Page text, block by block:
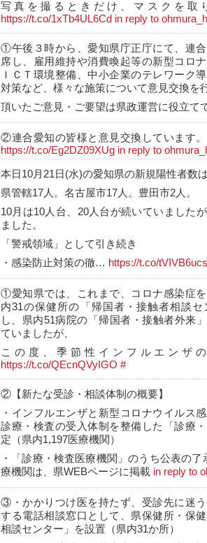
写真を撮るときだけ、マスクを取
https://t.co/1xTb4UL6Cd in reply to
①午後３時から、愛知県庁正庁にて、連
席し、雇用維持や消費喚起等の新型コロ
ＩＣＴ環境整備、中小企業のテレワーク
対策など、様々な施策について意見交換を
頂いたご意見・ご要望は県政運営に役立て
②連合愛知の皆様と意見交換しています
https://t.co/Eg2DZ09XUg in reply to
本日10月21日(水)の愛知県の新規陽性者数
県管轄17人。名古屋市17人。豊田市2人。
10月は10人台、20人台が続いていました
ました。
「警戒領域」として引き続き
・感染防止対策の徹… https://t.co/
①愛知県では、これまで、コロナ感染症
内31の保健所の「帰国者・接触者相談
し、県内51病院の「帰国者・接触者外来
ていましたが、
この度、季節性インフルエンザ
https://t.co/QEcnQVyIGO #
②【新たな受診・相談体制の概要】
・インフルエンザと新型コロナウイルス
診療・検査の受入体制を整備した「診療
定（県内1,197医療機関）
・「診療・検査医療機関」のうち公表の
療機関は、県WEBページに掲載 in reply to
③・かかりつけ医を持たず、受診先に迷
する電話相談窓口として、県保健所・保
相談センター」を設置（県内31か所）